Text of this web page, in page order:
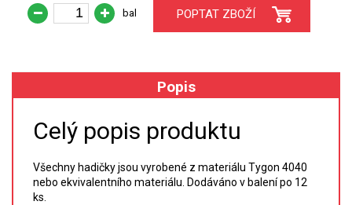
XRF
VZORKOVNICE XRF
TAVENÍ
LISOVÁNÍ
bal POPTAT ZBOŽÍ
Popis
Celý popis produktu
Všechny hadičky jsou vyrobené z materiálu Tygon 4040
nebo ekvivalentního materiálu. Dodáváno v balenípo 12
ks.